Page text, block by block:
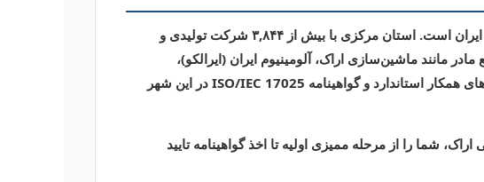
است. استان مرکزی با بیش از
۳,۸۴۴ شرکت تولیدی و
ماشین‌سازی اراک،آلومینیوم ایران (ایرالکو)،
همکار استاندارد و گواهینامه ISO/IEC 17025 در این شهر
شما را از مرحله ممیزی اولیه تا اخذ گواهینامه تایید